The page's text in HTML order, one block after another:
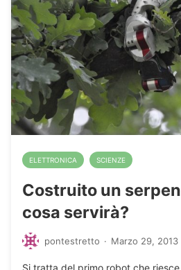
ELETTRONICA SCIENZE
Costruito un
cosa servirà?
pontestretto · Marzo 29, 2013
Si tratta del primo robot che